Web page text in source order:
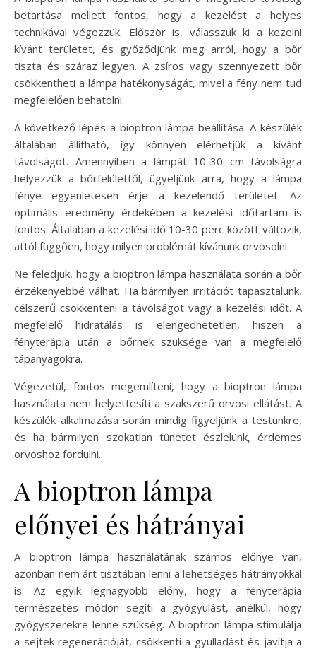
betartása mellett fontos, hogy a kezelést a helyes
technikával végezzük. Először is, válasszuk ki a kezelni
kívánt területet, és győződjünk meg arról, hogy a bőr
tiszta és száraz legyen. A zsíros vagy szennyezett bőr
csökkentheti a lámpa hatékonyságát, mivel a fény nem tud
megfelelően behatolni.
A következő lépés a bioptron lámpa beállítása. A készülék
általában állítható, így könnyen elérhetjük a kívánt
távolságot. Amennyiben a lámpát 10-30 cm távolságra
helyezzük a bőrfelülettől, ügyeljünk arra, hogy a lámpa
fénye egyenletesen érje a kezelendő területet. Az
optimális eredmény érdekében a kezelési időtartam is
fontos. Általában a kezelési idő 10-30 perc között változik,
attól függően, hogy milyen problémát kívánunk orvosolni.
Ne feledjük, hogy a bioptron lámpa használata során a bőr
érzékenyebbé válhat. Ha bármilyen irritációt tapasztalunk,
célszerű csökkenteni a távolságot vagy a kezelési időt. A
megfelelő hidratálás is elengedhetetlen, hiszen a
fényterápia után a bőrnek szüksége van a megfelelő
tápanyagokra.
Végezetül, fontos megemlíteni, hogy a bioptron lámpa
használata nem helyettesíti a szakszerű orvosi ellátást. A
készülék alkalmazása során mindig figyeljünk a testünkre,
és ha bármilyen szokatlan tünetet észlelünk, érdemes
orvoshoz fordulni.
A bioptron lámpa
előnyei és hátrányai
A bioptron lámpa használatának számos előnye van,
azonban nem árt tisztában lenni a lehetséges hátrányokkal
is. Az egyik legnagyobb előny, hogy a fényterápia
természetes módon segíti a gyógyulást, anélkül, hogy
gyógyszerekre lenne szükség. A bioptron lámpa stimulálja
a sejtek regenerációját, csökkenti a gyulladást és javítja a